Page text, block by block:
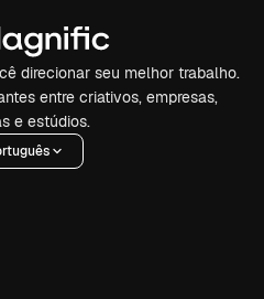
direcionar seu melhor trabalho.
entre criativos, empresas,
e estúdios.